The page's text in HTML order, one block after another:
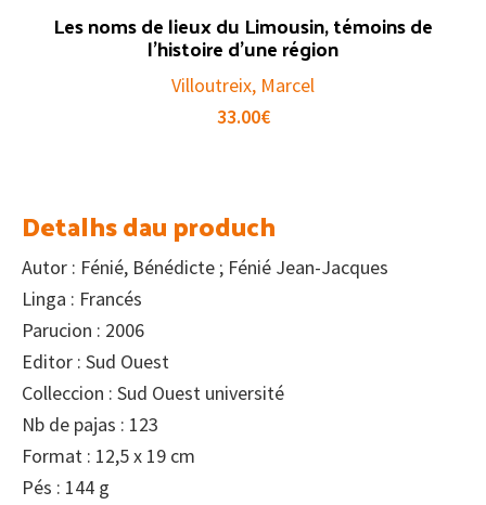
Les noms de lieux du Limousin, témoins de
l’histoire d’une région
Villoutreix, Marcel
33.00€
Detalhs dau produch
Autor : Fénié, Bénédicte ; Fénié Jean-Jacques
Linga : Francés
Parucion : 2006
Editor : Sud Ouest
Colleccion : Sud Ouest université
Nb de pajas : 123
Format : 12,5 x 19 cm
Pés : 144 g